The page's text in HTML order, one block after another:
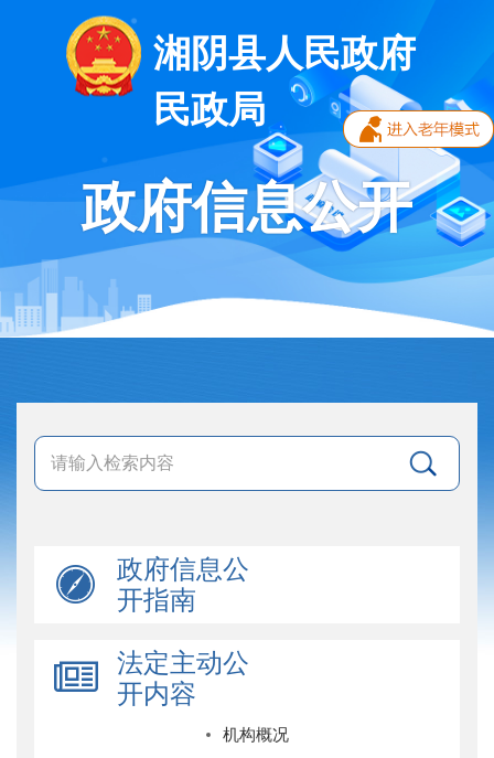
湘阴县人民政府
民政局
政府信息公开
政府信息公
开指南
法定主动公
开内容
机构概况